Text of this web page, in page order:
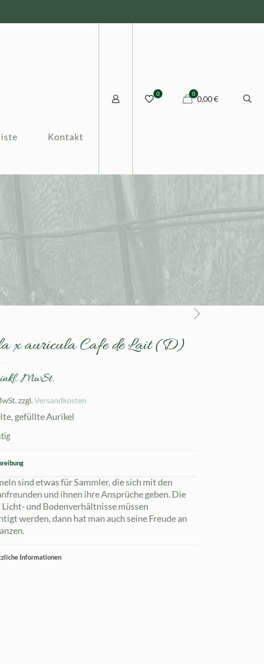
Kontakt
0 0
0,00 €
x auricula Cafe de Lait (D)
inkl. MwSt.
zzgl.Versandkosten
gefüllte Aurikel
sind etwas für Sammler, die sich mit den
und ihnen ihre Ansprüche geben. Die
und Bodenverhältnisse müssen
werden, dann hat man auch seine Freude an
Informationen